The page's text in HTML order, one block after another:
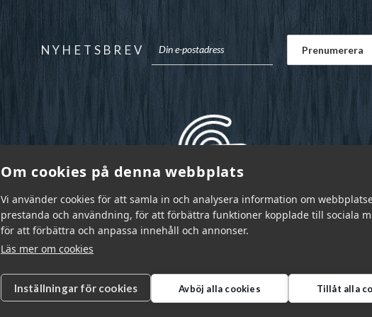
Om cookies på denna webbplats
Vi använder cookies för att samla in och analysera information om
prestanda och användning, för att förbättra funktioner kopplade till sociala
för att förbättra och anpassa innehåll och annonser.
Läs mer om cookies
Inställningar för cookies Avböj alla cookies Tillåt alla
NYHETSBREV
Garnr Sverige AB © 2026 | info@garnr.se 031 - 92